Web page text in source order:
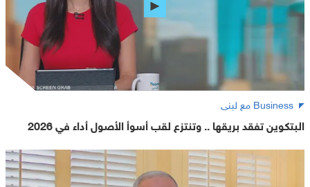
Business مع لبنى
البتكوين تفقد بريقها .. وتنتزع لقب أسوأ الأصول أداء في 2026